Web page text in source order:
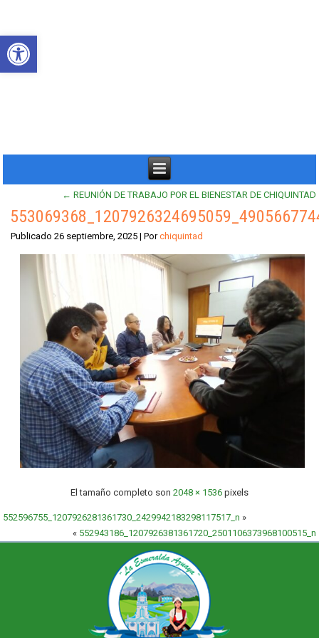
Abrir barra de herramientas
← REUNIÓN DE TRABAJO POR EL BIENESTAR DE CHIQUINTAD
Publicado 26 septiembre, 2025 |Por chiquintad
El tamaño completo son 2048 × 1536 pixels
552596755_1207926281361730_2429942183298117517_n »
« 552943186_1207926381361720_2501106373968100515_n